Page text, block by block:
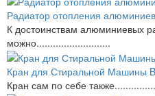
Радиатор отопления
К достоинствам алюминиевых
можно...........................
Кран для Стиральной Машины
Кран сам по себе